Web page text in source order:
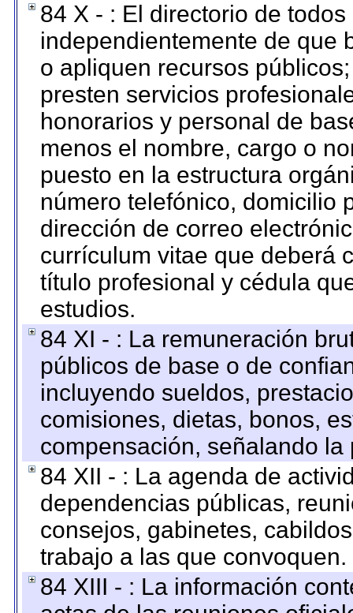
84 X - : El directorio de
independientemente de que
o apliquen recursos
presten servicios
honorarios y personal de
menos el nombre, cargo o
puesto en la estructura
número telefónico, domicilio
dirección de correo
currículum vitae que deberá
título profesional y cédula
estudios.
84 XI - : La remuneración
públicos de base o de
incluyendo sueldos,
comisiones, dietas, bonos,
compensación, señalando
84 XII - : La agenda de
dependencias públicas,
consejos, gabinetes,
trabajo a las que convoquen.
84 XIII - : La información